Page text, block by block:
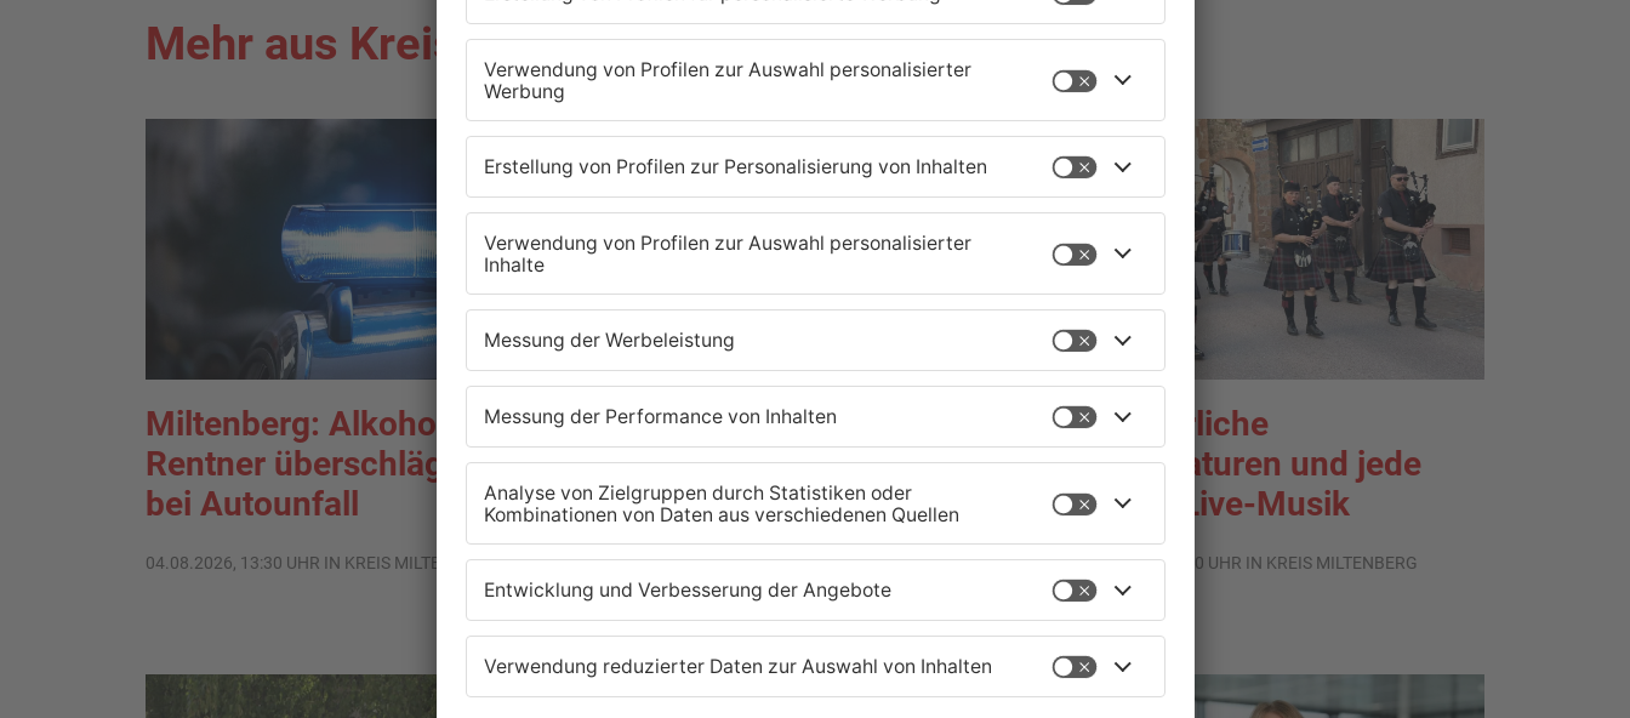
Mehr aus Kreis Miltenberg
Miltenberg: Alkoholisierter
Rentner überschlägt sich
bei Autounfall
04.08.2026, 13:30 UHR IN KREIS MILTENBERG
Zustand des Faulbacher
Gemeindewaldes soll
erfasst werden
04.08.2026, 06:33 UHR IN KREIS MILTENBERG
Sommerliche
Temperaturen und jede
Menge Live-Musik
01.08.2026, 21:20 UHR IN KREIS MILTENBERG